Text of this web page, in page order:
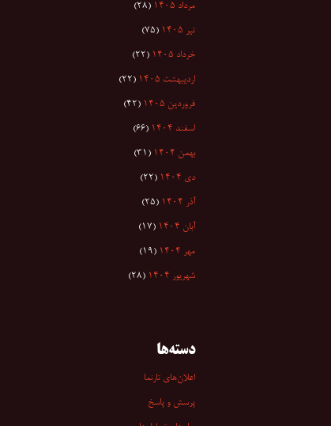
مرداد ۱۴۰۵ (۲۸)
تیر ۱۴۰۵ (۷۵)
خرداد ۱۴۰۵ (۲۲)
اردیبهشت ۱۴۰۵ (۲۲)
فروردین ۱۴۰۵ (۴۲)
اسفند ۱۴۰۴ (۶۶)
بهمن ۱۴۰۴ (۳۱)
دی ۱۴۰۴ (۲۲)
آذر ۱۴۰۴ (۲۵)
آبان ۱۴۰۴ (۱۷)
مهر ۱۴۰۴ (۱۹)
شهریور ۱۴۰۴ (۲۸)
دسته‌ها
اعلان‌های تارنما
پرسش و پاسخ